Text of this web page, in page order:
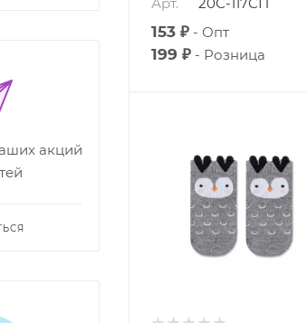
153 ₽ Опт
199 ₽ Розница
акций